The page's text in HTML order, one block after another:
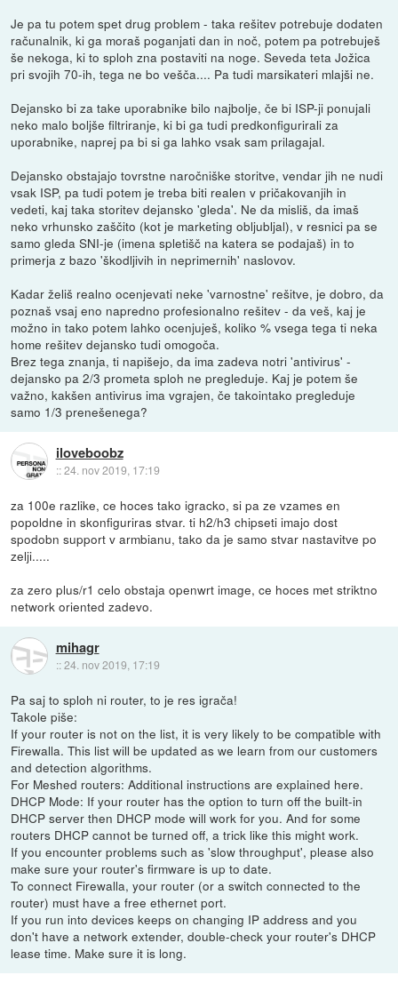
Je pa tu potem spet drug problem - taka rešitev potrebuje dodaten
računalnik, ki ga moraš poganjati dan in noč, potem pa potrebuješ
še nekoga, ki to sploh zna postaviti na noge. Seveda teta Jožica
pri svojih 70-ih, tega ne bo vešča.... Pa tudi marsikateri mlajši ne.
Dejansko bi za take uporabnike bilo najbolje, če bi ISP-ji ponujali
neko malo boljše filtriranje, ki bi ga tudi predkonfigurirali za
uporabnike, naprej pa bi si ga lahko vsak sam prilagajal.
Dejansko obstajajo tovrstne naročniške storitve, vendar jih ne nudi
vsak ISP, pa tudi potem je treba biti realen v pričakovanjih in
vedeti, kaj taka storitev dejansko 'gleda'. Ne da misliš, da imaš
neko vrhunsko zaščito (kot je marketing obljubljal), v resnici pa se
samo gleda SNI-je (imena spletišč na katera se podajaš) in to
primerja z bazo 'škodljivih in neprimernih' naslovov.
Kadar želiš realno ocenjevati neke 'varnostne' rešitve, je dobro, da
poznaš vsaj eno napredno profesionalno rešitev - da veš, kaj je
možno in tako potem lahko ocenjuješ, koliko % vsega tega ti neka
home rešitev dejansko tudi omogoča.
Brez tega znanja, ti napišejo, da ima zadeva notri 'antivirus' -
dejansko pa 2/3 prometa sploh ne pregleduje. Kaj je potem še
važno, kakšen antivirus ima vgrajen, če takointako pregleduje
samo 1/3 prenešenega?
iloveboobz
::24. nov 2019, 17:19
za 100e razlike, ce hoces tako igracko, si pa ze vzames en
popoldne in skonfiguriras stvar. ti h2/h3 chipseti imajo dost
spodobn support v armbianu, tako da je samo stvar nastavitve po
zelji.....
za zero plus/r1 celo obstaja openwrt image, ce hoces met striktno
network oriented zadevo.
mihagr
::24. nov 2019, 17:19
Pa saj to sploh ni router, to je res igrača!
Takole piše:
If your router is not on the list, it is very likely to be compatible with
Firewalla. This list will be updated as we learn from our customers
and detection algorithms.
For Meshed routers: Additional instructions are explained here.
DHCP Mode: If your router has the option to turn off the built-in
DHCP server then DHCP mode will work for you. And for some
routers DHCP cannot be turned off, a trick like this might work.
If you encounter problems such as 'slow throughput', please also
make sure your router's firmware is up to date.
To connect Firewalla, your router (or a switch connected to the
router) must have a free ethernet port.
If you run into devices keeps on changing IP address and you
don't have a network extender, double-check your router's DHCP
lease time. Make sure it is long.